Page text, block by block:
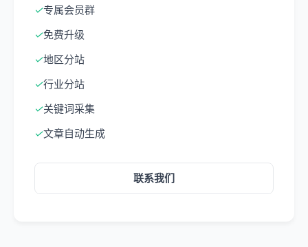
✓专属会员群
✓免费升级
✓地区分站
✓行业分站
✓关键词采集
✓文章自动生成
联系我们